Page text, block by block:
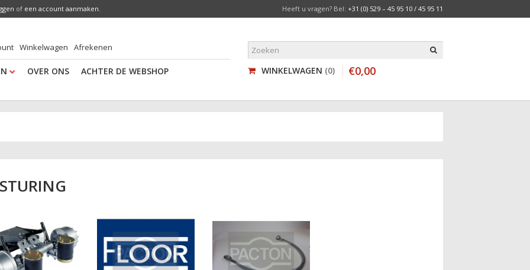
of een account aanmaken. Heeft u vragen? Bel: +31 (0) 529 – 45 95 10 / 45 95 11
Winkelwagen Afrekenen
OVER ONS ACHTER DE WEBSHOP WINKELWAGEN 0 €0,00